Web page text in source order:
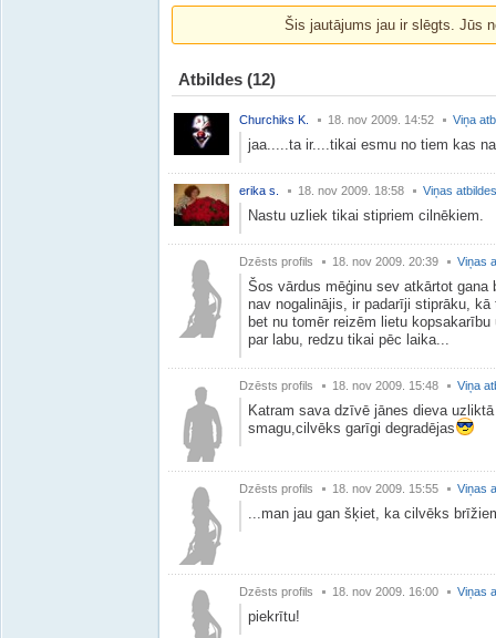
Šis jautājums jau ir slēgts. Jūs
Atbildes (12)
Churchiks K. 18. nov 2009. 14:52 Viņa
jaa.....ta ir....tikai esmu no tiem kas
erika s. 18. nov 2009. 18:58 Viņas atbildes
Nastu uzliek tikai stipriem cilnēkiem.
Dzēsts profils 18. nov 2009. 20:39 Viņas
Šos vārdus mēģinu sev atkārtot
nav nogalinājis, ir padarīji stiprāku,
bet nu tomēr reizēm lietu
par labu, redzu tikai pēc laika...
Dzēsts profils 18. nov 2009. 15:48 Viņa
Katram sava dzīvē jānes dieva
smagu,cilvēks garīgi degradējas
Dzēsts profils 18. nov 2009. 15:55 Viņas
...man jau gan šķiet, ka cilvēks
Dzēsts profils 18. nov 2009. 16:00 Viņas
piekrītu!